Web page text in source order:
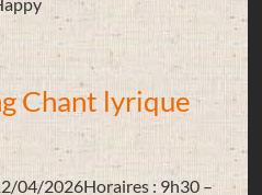
Chant lyrique
04/2026Horaires : 9h30 –